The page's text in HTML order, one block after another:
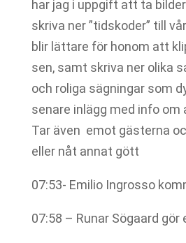
har jag i uppgift att ta
skriva ner ”tidskoder” till
blir lättare för honom att
sen, samt skriva ner olika
och roliga sägningar som
senare inlägg med info
Tar även emot gästerna
eller nåt annat gött
07:53- Emilio Ingrosso
07:58 – Runar Sögaard gör